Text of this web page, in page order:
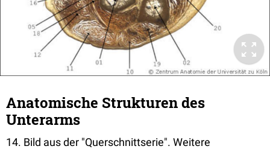
Anatomische Strukturen des
Unterarms
14. Bild aus der "Querschnittserie". Weitere